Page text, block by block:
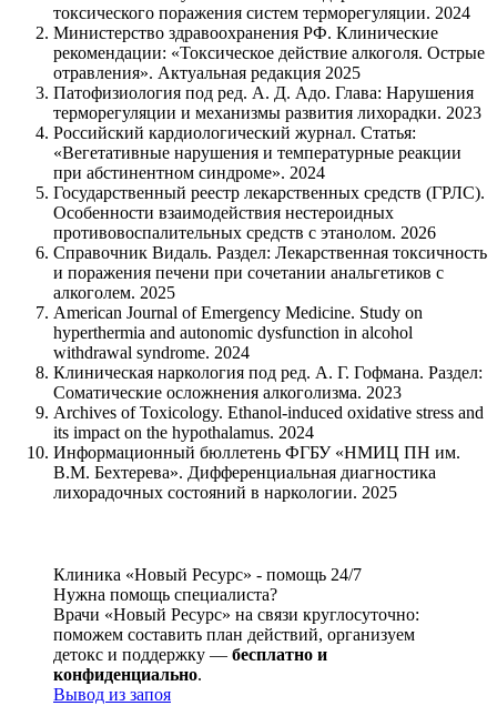
токсического поражения систем терморегуляции. 2024
Министерство здравоохранения РФ. Клинические
рекомендации: «Токсическое действие алкоголя. Острые
отравления». Актуальная редакция 2025
Патофизиология под ред. А. Д. Адо. Глава: Нарушения
терморегуляции и механизмы развития лихорадки. 2023
Российский кардиологический журнал. Статья:
«Вегетативные нарушения и температурные реакции
при абстинентном синдроме». 2024
Государственный реестр лекарственных средств (ГРЛС).
Особенности взаимодействия нестероидных
противовоспалительных средств с этанолом. 2026
Справочник Видаль. Раздел: Лекарственная токсичность
и поражения печени при сочетании анальгетиков с
алкоголем. 2025
American Journal of Emergency Medicine. Study on
hyperthermia and autonomic dysfunction in alcohol
withdrawal syndrome. 2024
Клиническая наркология под ред. А. Г. Гофмана. Раздел:
Соматические осложнения алкоголизма. 2023
Archives of Toxicology. Ethanol-induced oxidative stress and
its impact on the hypothalamus. 2024
Информационный бюллетень ФГБУ «НМИЦ ПН им.
В.М. Бехтерева». Дифференциальная диагностика
лихорадочных состояний в наркологии. 2025
Клиника «Новый Ресурс» - помощь 24/7
Нужна помощь специалиста?
Врачи «Новый Ресурс» на связи круглосуточно:
поможем составить план действий, организуем
детокс и поддержку — бесплатно и
конфиденциально.
Вывод из запоя